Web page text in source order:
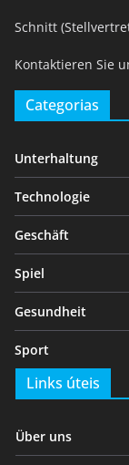
Schnitt
Kontaktieren Sie
Categorias
Unterhaltung
Technologie
Geschäft
Spiel
Gesundheit
Sport
Links úteis
Über uns